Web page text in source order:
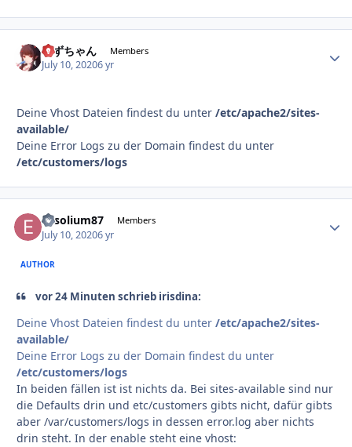
すずちゃん Members
July 10, 20206 yr
Deine Vhost Dateien findest du unter /etc/apache2/sites-
available/
Deine Error Logs zu der Domain findest du unter
/etc/customers/logs
Exsolium87 Members
July 10, 20206 yr
AUTHOR
vor 24 Minuten schrieb irisdina:
Deine Vhost Dateien findest du unter /etc/apache2/sites-
available/
Deine Error Logs zu der Domain findest du unter
/etc/customers/logs
In beiden fällen ist ist nichts da. Bei sites-available sind nur
die Defaults drin und etc/customers gibts nicht, dafür gibts
aber /var/customers/logs in dessen error.log aber nichts
drin steht. In der enable steht eine vhost: